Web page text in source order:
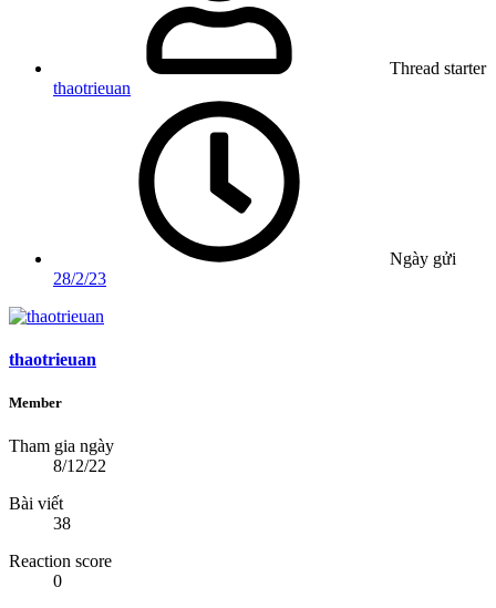
Thread starter
thaotrieuan
Ngày gửi
28/2/23
thaotrieuan
Member
Tham gia ngày
8/12/22
Bài viết
38
Reaction score
0